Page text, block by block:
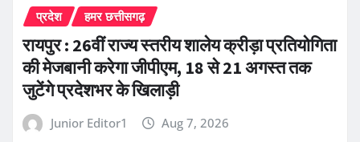
प्रदेश हमर छत्तीसगढ़
रायपुर : 26वीं राज्य स्तरीय शालेय क्रीड़ा प्रतियोगिता
की मेजबानी करेगा जीपीएम, 18 से 21 अगस्त तक
जुटेंगे प्रदेशभर के खिलाड़ी
Junior Editor1 Aug 7, 2026